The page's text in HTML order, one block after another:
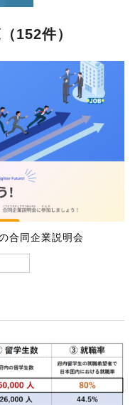
152件）
合同企業説明会